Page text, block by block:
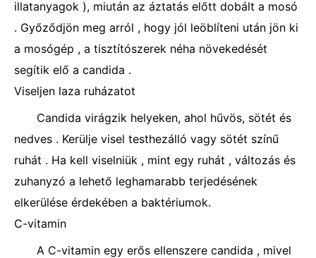
illatanyagok ), miután az áztatás előtt dobált a mosó
. Győződjön meg arról , hogy jól leöblíteni után jön ki
a mosógép , a tisztítószerek néha növekedését
segítik elő a candida .
Viseljen laza ruházatot
Candida virágzik helyeken, ahol hűvös, sötét és
nedves . Kerülje visel testhezálló vagy sötét színű
ruhát . Ha kell viselniük , mint egy ruhát , változás és
zuhanyzó a lehető leghamarabb terjedésének
elkerülése érdekében a baktériumok.
C-vitamin
A C-vitamin egy erős ellenszere candida , mivel